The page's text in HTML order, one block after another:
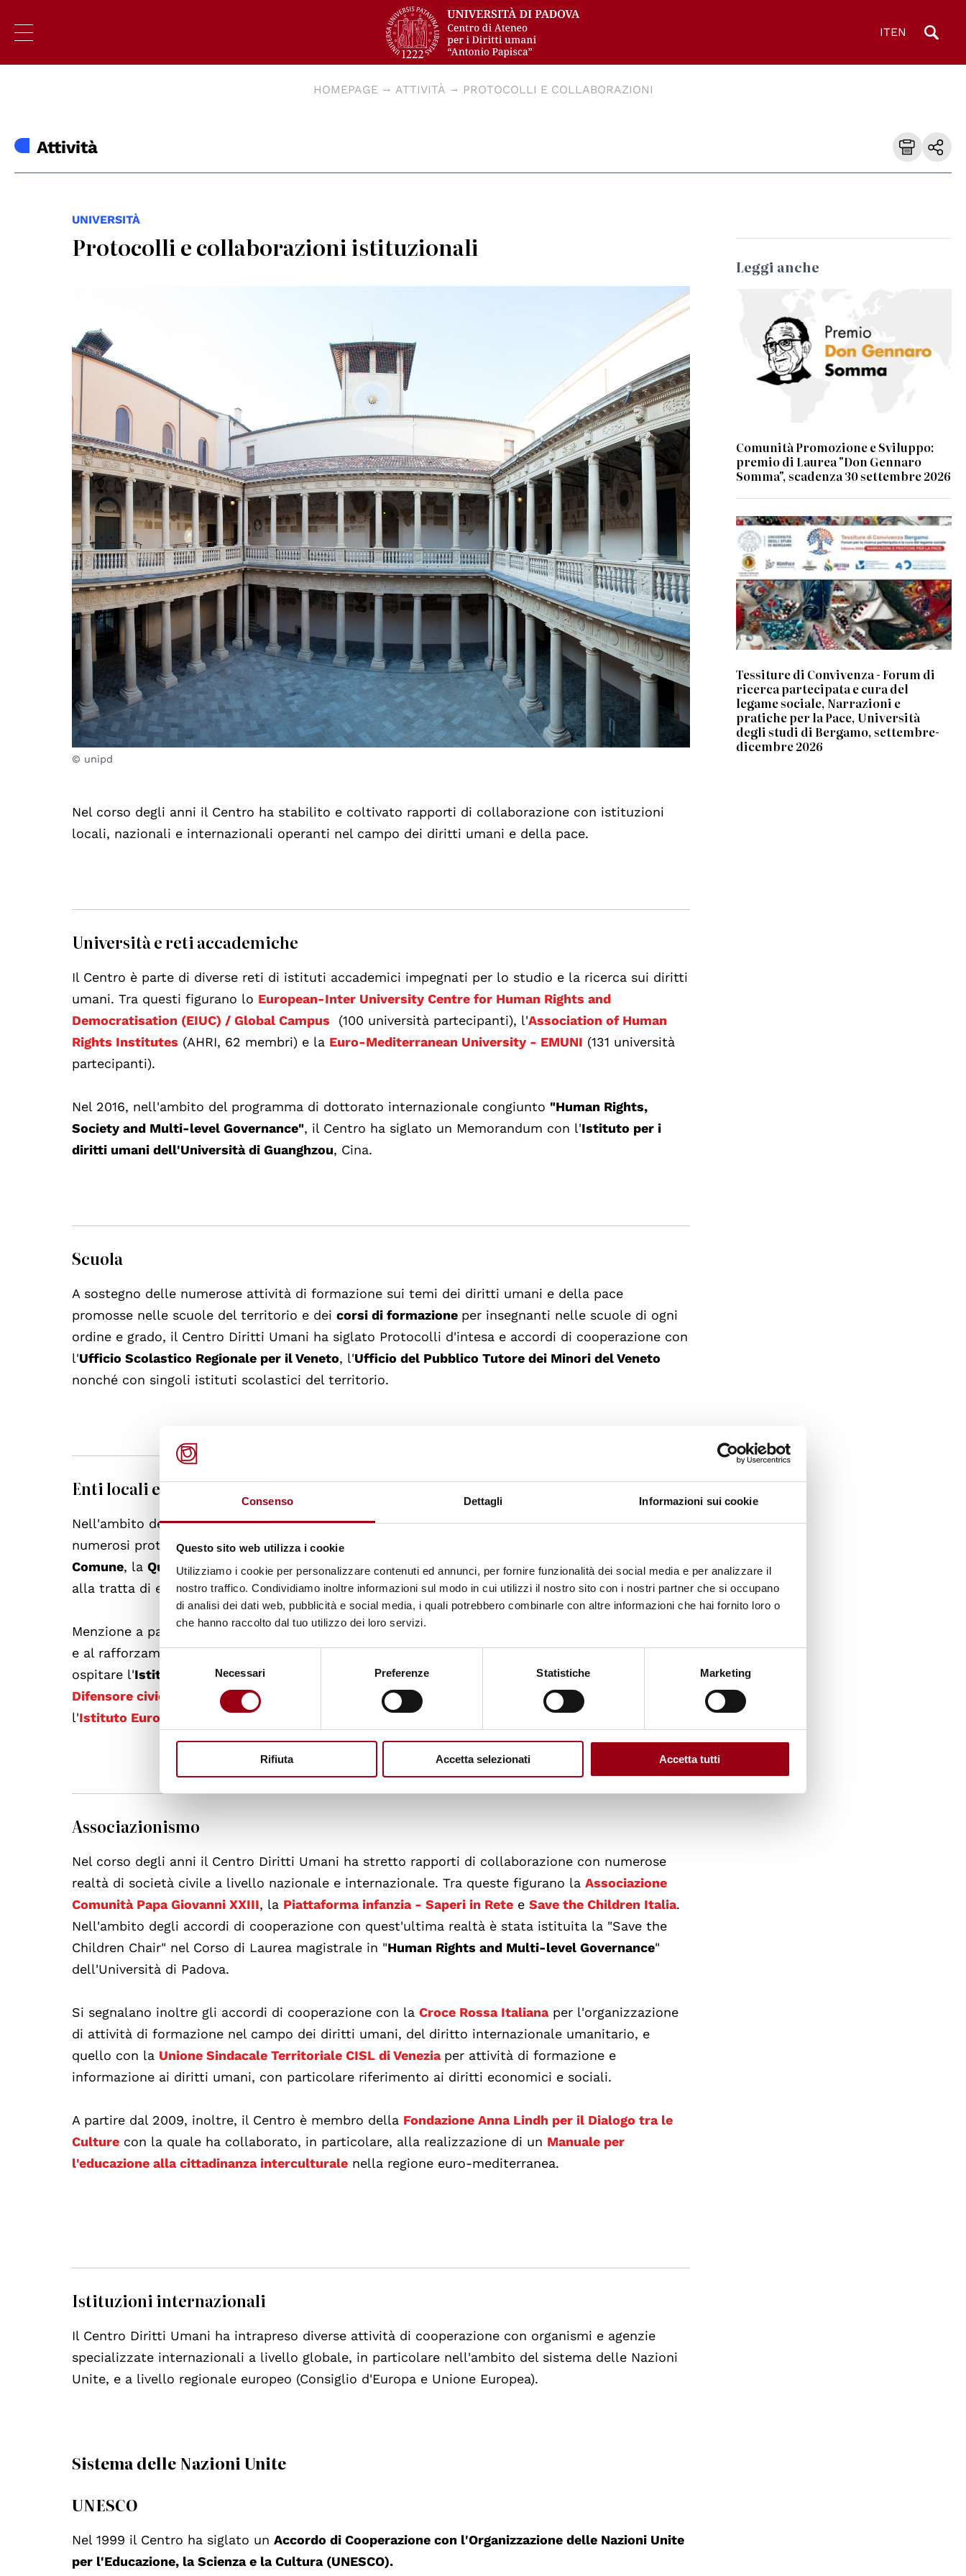
Consenso Dettagli Informazioni sui cookie
Questo sito web utilizza i cookie
Utilizziamo i cookie per personalizzare contenuti ed annunci, per fornire funzionalità dei social media e per analizzare il
nostro traffico. Condividiamo inoltre informazioni sul modo in cui utilizzi il nostro sito con i nostri partner che si occupano
di analisi dei dati web, pubblicità e social media, i quali potrebbero combinarle con altre informazioni che hai fornito loro o
che hanno raccolto dal tuo utilizzo dei loro servizi.
Selezione
del
Necessari Preferenze Statistiche Marketing
Rifiuta Accetta selezionati Accetta tutti
ITEN
HOMEPAGE ATTIVITÀ PROTOCOLLI E COLLABORAZIONI
Attività
UNIVERSITÀ
Protocolli e collaborazioni istituzionali
© unipd
Nel corso degli anni il Centro ha stabilito e coltivato rapporti di collaborazione con istituzioni
locali, nazionali e internazionali operanti nel campo dei diritti umani e della pace.
Università e reti accademiche
Il Centro è parte di diverse reti di istituti accademici impegnati per lo studio e la ricerca sui diritti
umani. Tra questi figurano lo European-Inter University Centre for Human Rights and
Democratisation (EIUC) / Global Campus (100 università partecipanti), l'Association of Human
Rights Institutes (AHRI, 62 membri) e la Euro-Mediterranean University - EMUNI (131 università
partecipanti).
Nel 2016, nell'ambito del programma di dottorato internazionale congiunto "Human Rights,
Society and Multi-level Governance", il Centro ha siglato un Memorandum con l'Istituto per i
diritti umani dell'Università di Guanghzou, Cina.
Scuola
A sostegno delle numerose attività di formazione sui temi dei diritti umani e della pace
promosse nelle scuole del territorio e deicorsi di formazione per insegnanti nelle scuole di ogni
ordine e grado, il Centro Diritti Umani ha siglato Protocolli d'intesa e accordi di cooperazione con
l'Ufficio Scolastico Regionale per il Veneto, l'Ufficio del Pubblico Tutore dei Minori del Veneto
nonché con singoli istituti scolastici del territorio.
Enti locali e regionali
Nell'ambito della intensa cooperazione con gli enti locali e regionali, il Centro ha siglato
numerosi protocolli di intesa e accordi di cooperazione con, tra gli altri, il
Comune, laQuesturae la Prefettura di Venezia(con particolare riferimento al tema del contrasto
alla tratta di esseri umani) e ilComune di Vicenza.
Menzione a parte merita la collaborazione del Centro Diritti Umani alle attività volte allo sviluppo
e al rafforzamento dell'istituto della Difesa Civica in Italia. In questo settore, il Centro, oltre a
ospitare l'Istituto Italiano dell'Ombudsman , ha stretto accordi di cooperazione con l'
Difensore civico della Regione Toscana
Coordinamento nazionale dei difensori civici
l'Istituto Europeo dell'Ombudsman
Associazionismo
Nel corso degli anni il Centro Diritti Umani ha stretto rapporti di collaborazione con numerose
realtà di società civile a livello nazionale e internazionale. Tra queste figurano laAssociazione
Comunità Papa Giovanni XXIII, la Piattaforma infanzia - Saperi in Rete eSave the Children Italia.
Nell'ambito degli accordi di cooperazione con quest'ultima realtà è stata istituita la "Save the
Children Chair" nel Corso di Laurea magistrale in "Human Rights and Multi-level Governance"
dell'Università di Padova.
Si segnalano inoltre gli accordi di cooperazione con laCroce Rossa Italianaper l'organizzazione
di attività di formazione nel campo dei diritti umani, del diritto internazionale umanitario, e
quello con la Unione Sindacale Territoriale CISL di Venezia per attività di formazione e
informazione ai diritti umani, con particolare riferimento ai diritti economici e sociali.
A partire dal 2009, inoltre, il Centro è membro della Fondazione Anna Lindh per il Dialogo tra le
Culture con la quale ha collaborato, in particolare, alla realizzazione di un Manuale per
l'educazione alla cittadinanza interculturale nella regione euro-mediterranea.
Istituzioni internazionali
Il Centro Diritti Umani ha intrapreso diverse attività di cooperazione con organismi e agenzie
specializzate internazionali a livello globale, in particolare nell'ambito del sistema delle Nazioni
Unite, e a livello regionale europeo (Consiglio d'Europa e Unione Europea).
Sistema delle Nazioni Unite
UNESCO
Nel 1999 il Centro ha siglato unAccordo di Cooperazione con l'Organizzazione delle Nazioni Unite
per l'Educazione, la Scienza e la Cultura (UNESCO).
Leggi anche
Comunità Promozione e Sviluppo:
premio di Laurea "Don Gennaro
Somma", scadenza 30 settembre 2026
© Università degli Studi di Bologna
Tessiture di Convivenza - Forum di
ricerca partecipata e cura del
legame sociale, Narrazioni e
pratiche per la Pace, Università
degli studi di Bergamo, settembre-
dicembre 2026